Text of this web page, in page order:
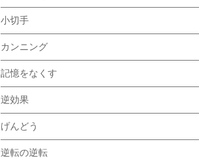
小切手
カンニング
記憶をなくす
逆効果
げんどう
逆転の逆転